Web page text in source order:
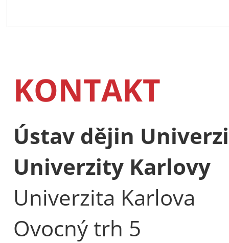
KONTAKT
Ústav dějin
Univerzity Karlovy
Univerzita Karlova
Ovocný trh 5